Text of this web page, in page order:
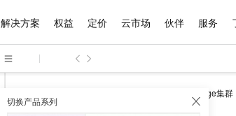
解决方案 权益 定价 云市场 伙伴 服务
切换产品系列
ACK Edge集群
精选产品
大模型服务平台百炼 域名与网站
精选解决方案
千问办公，解锁你的工作新方式 睿译宝，AI
普惠上云
普惠上云 官方力荐
AI 特惠
智启 AI 普
产品定价
了解云产品的定价详情
价格计
自助选配和
精选商城
网站建设
数据与
数据集
成为销售伙伴
分销伙伴
成为产品
产品生态集
售前咨询
在线服务
企业增值
企业支持计划
为什么选择阿里云
什么是云计算
最佳实践
云上春晚